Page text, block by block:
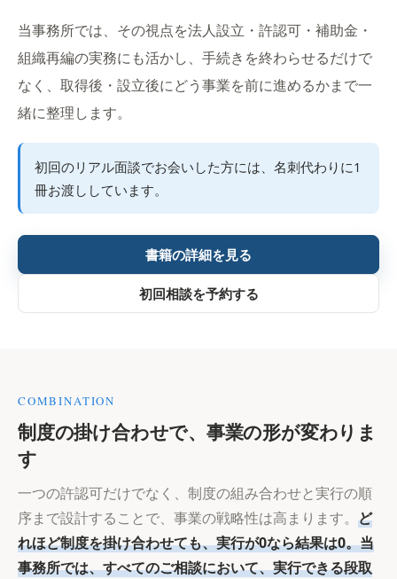
当事務所では、その視点を法人設立・許認可・補助金・
組織再編の実務にも活かし、手続きを終わらせるだけで
なく、取得後・設立後にどう事業を前に進めるかまで一
緒に整理します。
初回のリアル面談でお会いした方には、名刺代わりに1
冊お渡ししています。
書籍の詳細を見る
初回相談を予約する
COMBINATION
制度の掛け合わせで、事業の形が変わりま
す
一つの許認可だけでなく、制度の組み合わせと実行の順
序まで設計することで、事業の戦略性は高まります。 ど
れほど制度を掛け合わせても、実行が0なら結果は0。当
事務所では、すべてのご相談において、実行できる段取